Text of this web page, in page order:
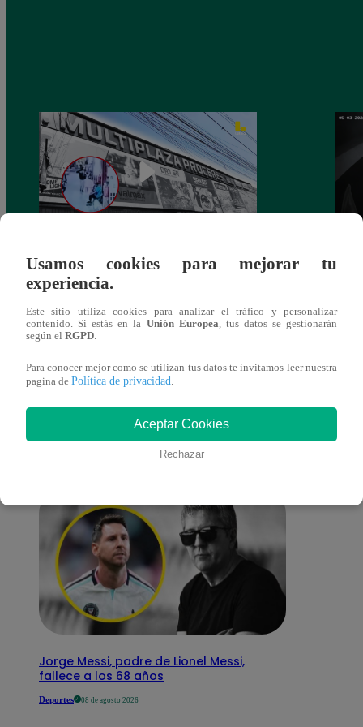
Asesinan a comerciante ferretero dentro de
galería en San Juan de Lurigancho
También te puede
interesar
Jorge Messi, padre de Lionel Messi,
fallece a los 68 años
Deportes 08 de agosto 2026
Usamos cookies para mejorar tu
experiencia.
Este sitio utiliza cookies para analizar el tráfico y personalizar
contenido. Si estás en la Unión Europea , tus datos se gestionarán
según el RGPD
Para conocer mejor como se utilizan tus datos te invitamos leer nuestra
pagina de Política de privacidad
Aceptar Cookies
Rechazar